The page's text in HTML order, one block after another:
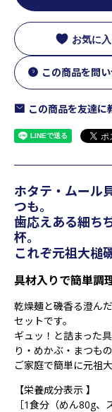
お気に
この商品を問
この商品を友達に
ホタテ・ムール
つも。
歯応えある細ち
杯。
これぞ元祖大槌
具材入りで簡単調
乾燥麺と磯香る澄ん
セットです。
ギュッ！と詰まった
り・めかぶ・まつもの
ご家庭で簡単に元祖
【栄養成分表示 】
［1食分（めん80g